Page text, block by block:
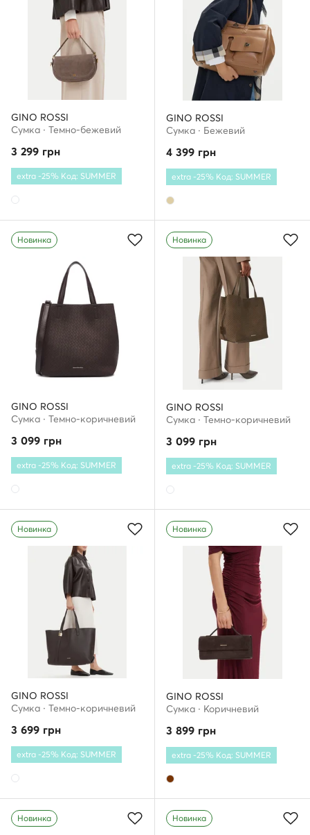
GINO ROSSI
Сумка · Темно-бежевий
3 299 грн
extra -25% Код: SUMMER
GINO ROSSI
Сумка · Бежевий
4 399 грн
extra -25% Код: SUMMER
Новинка
GINO ROSSI
Сумка · Темно-коричневий
3 099 грн
extra -25% Код: SUMMER
Новинка
GINO ROSSI
Сумка · Темно-коричневий
3 099 грн
extra -25% Код: SUMMER
Новинка
GINO ROSSI
Сумка · Темно-коричневий
3 699 грн
extra -25% Код: SUMMER
Новинка
GINO ROSSI
Сумка · Коричневий
3 899 грн
extra -25% Код: SUMMER
Новинка Новинка